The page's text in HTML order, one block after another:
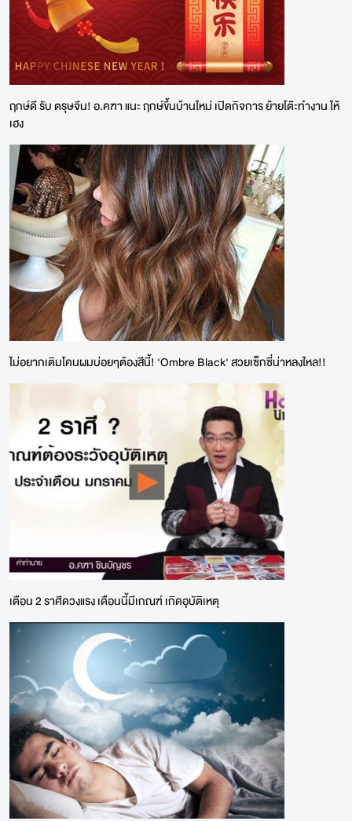
ฤกษ์ดี รับ ตรุษจีน! อ.คฑา แนะ ฤกษ์ขึ้นบ้านใหม่ เปิดกิจการ ย้ายโต๊ะทำงาน ให้
เฮง
ไม่อยากเติมโคนผมบ่อยๆต้องสีนี้! 'Ombre Black' สวยเซ็กซี่น่าหลงใหล!!
เตือน 2 ราศีดวงแรง เดือนนี้มีเกณฑ์ เกิดอุบัติเหตุ